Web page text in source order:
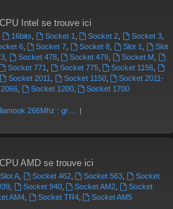
Intel se trouve ici
16bits Socket 1 Socket 2 Socket 3
6, Socket 7 Socket 8 Slot 1
Slot
, Socket 478, Socket 479 Socket M
Socket 771 Socket 775, Socket 1156
Socket 2011 Socket 1150,
Socket 2011-
, Socket 1200,
Socket 1700
266Mhz : gr…
AMD se trouve ici
Slot A, Socket 462, Socket 563
Socket
, Socket 940, Socket AM2
Socket
AM4, Socket TR4,
Socket AM5